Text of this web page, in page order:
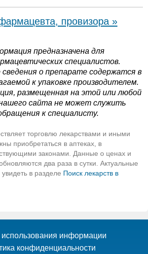
провизора »
предназначена для
специалистов.
о препарате содержатся в
к упаковке производителем.
размещенная на этой или любой
сайта не может служить
к специалисту.
торговлю лекарствами и иными
приобретаться в аптеках, в
законами. Данные о ценах и
два раза в сутки. Актуальные
в разделе Поиск лекарств в
использования информации
конфиденциальности